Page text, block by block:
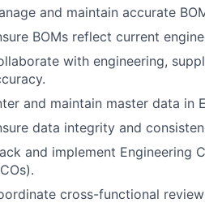
and maintain accurate
BOMs reflect current
with engineering,
and maintain master data in
data integrity and
and implement Engineering
cross-functional